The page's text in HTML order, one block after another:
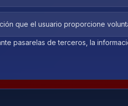
que el usuario proporcione
pasarelas de terceros, la